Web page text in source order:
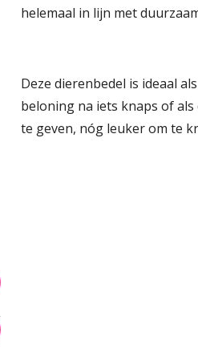
helemaal in lijn met
Deze dierenbedel is ideaal
beloning na iets knaps of
te geven, nóg leuker om te